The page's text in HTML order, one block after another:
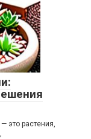
это растения,